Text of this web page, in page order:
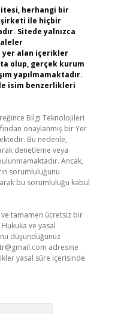
herhangi bir
şirketi ile hiçbir
Sitede yalnızca
yer alan içerikler
olup, gerçek kurum
yapılmamaktadır.
isim benzerlikleri
Bilgi Teknolojileri
onaylanmış bir Yer
Bu nedenle,
denetleme veya
Ancak,
sorumluluğunu
bu sorumluluğu kabul
ve tamamen ücretsiz bir
ve yasal
düşündüğünüz
adresine
yasal süre içerisinde